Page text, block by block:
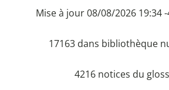
Mise à jour 08/08/2026 19:34 -
17163 dans bibliothèque
4216 notices du